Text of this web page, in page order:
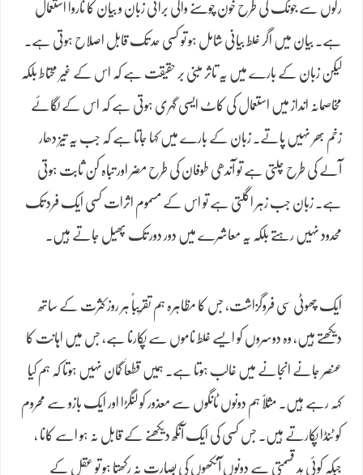
رگوں سے جونک کی طرح خون چوسنے والی برائی زبان و بیان کا ناروا استعمال
ہے۔ بیان میں اگر غلط بیانی شامل ہو تو کسی حد تک قابل اصلاح ہوتی ہے۔
لیکن زبان کے بارے میں یہ تاثر مبنی بر حقیقت ہے کہ اس کے غیر محتاط بلکہ
مخاصمانہ انداز میں استعمال کی کاٹ ایسی گہری ہوتی ہے کہ اس کے لگائے
زخم بھر نہیں پاتے۔ زبان کے بارے میں کہا جاتا ہے کہ جب یہ تیز دھار
آلے کی طرح چلتی ہے تو آندھی طوفان کی طرح مضر اور تباہ کن ثابت ہوتی
ہے۔ زبان جب زہر اگلتی ہے تو اس کے مسموم اثرات کسی ایک فرد تک
محدود نہیں رہتے بلکہ یہ معاشرے میں دور دور تک پھیل جاتے ہیں۔
ایک چھوٹی سی فروگزاشت، جس کا مظاہرہ ہم تقریباً ہر روز کثرت کے ساتھ
دیکھتے ہیں، وہ دوسروں کو ایسے غلط ناموں سے پکارنا ہے، جس میں اہانت کا
عنصر جانے انجانے میں غالب ہوتا ہے۔ ہمیں قطعاَ گمان نہیں ہوتا کہ ہم کیا
کہہ رہے ہیں۔ مثلاً ہم دونوں ٹانگوں سے معذور کو لنگڑا اور ایک بازو سے محروم
کو ٹنڈا پکارتے ہیں۔ جس کسی کی ایک آنکھ دیکھنے کے قابل نہ ہو اسے کانا ،
جبکہ کوئی بد قسمتی سے دونوں آنکھوں کی بصارت نہ رکھتا ہو تو عقل کے